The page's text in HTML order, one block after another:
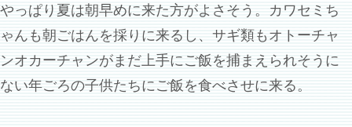
やっぱり夏は朝早めに来た方がよさそう。カワセミち
ゃんも朝ごはんを採りに来るし、サギ類もオトーチャ
ンオカーチャンがまだ上手にご飯を捕まえられそうに
ない年ごろの子供たちにご飯を食べさせに来る。